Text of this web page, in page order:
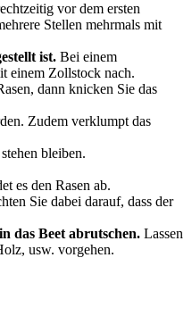
vor dem ersten
Stellen mehrmals mit
ist. Bei einem
einem Zollstock nach.
dann knicken Sie das
Zudem verklumpt das
bleiben.
es den Rasen ab.
Sie dabei darauf, dass der
das Beet abrutschen. Lassen
usw. vorgehen.